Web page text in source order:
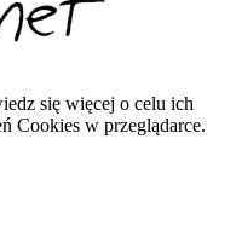
się więcej o celu ich
Cookies w przeglądarce.